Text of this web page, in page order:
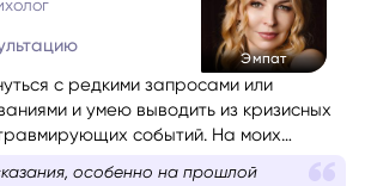
с редкими запросами или
и умею выводить из кризисных
событий. На моих